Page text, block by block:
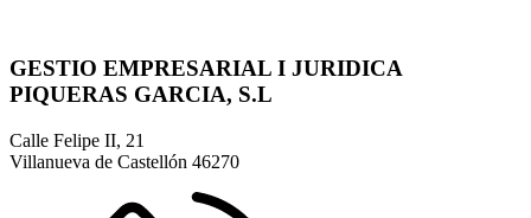
GESTIO EMPRESARIAL I JURIDICA
PIQUERAS GARCIA, S.L
Calle Felipe II, 21
Villanueva de Castellón 46270